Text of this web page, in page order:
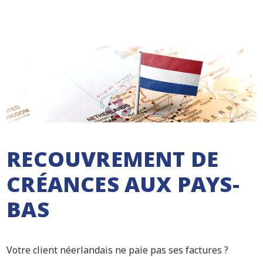
RECOUVREMENT DE
CRÉANCES AUX PAYS-
BAS
Votre client néerlandais ne paie pas ses factures ?